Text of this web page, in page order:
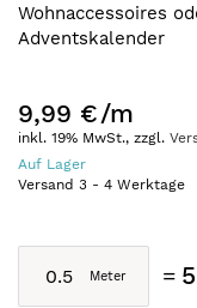
Wohnaccessoires
Adventskalender
9,99 €/m
inkl. 19% MwSt., zzgl.
Auf Lager
Versand 3 - 4 Werktage